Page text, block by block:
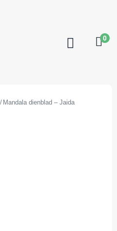
0
Mandala dienblad – Jaida